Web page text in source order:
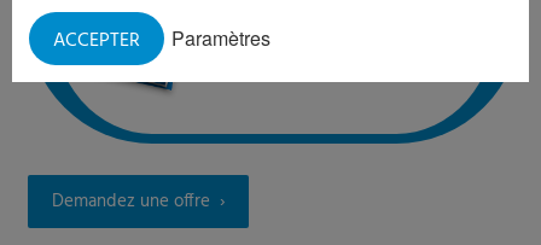
Paramètres
ACCEPTER
Demandez une offre